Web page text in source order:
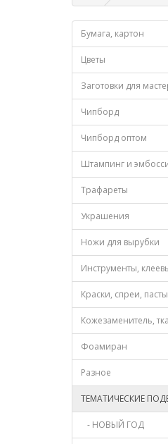
Бумага, картон
Цветы
Заготовки для
Чипборд
Чипборд оптом
Штампинг и
Трафареты
Украшения
Ножи для вырубки
Инструменты,
Краски, спреи, пасты
Кожезаменитель,
Фоамиран
Разное
ТЕМАТИЧЕСКИЕ
- НОВЫЙ ГОД